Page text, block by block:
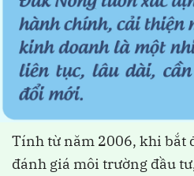
Tính từ năm 2006, khi bắt
đánh giá môi trường đầu